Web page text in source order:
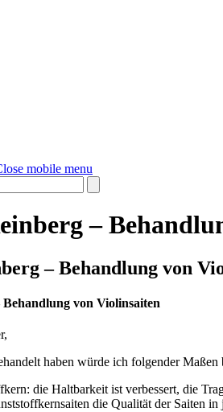
mobile menu
–
– Behandlung von
von Violinsaiten
haben würde ich folgender Maßen
die Haltbarkeit ist verbessert, die
die Qualität der Saiten